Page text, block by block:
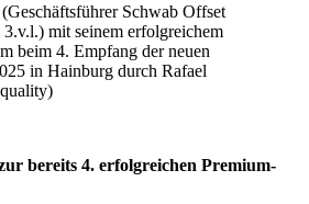
Schwab Offset
mit seinem erfolgreichem
beim 4. Empfang der neuen
in Hainburg durch Rafael
bereits 4. erfolgreichen Premium-